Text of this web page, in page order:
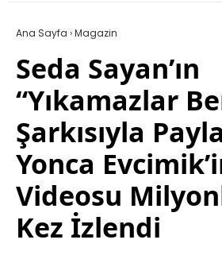
Ana Sayfa ›Magazin
Seda Sayan’ın
“Yıkamazlar
Şarkısıyla
Yonca
Videosu
Kez İzlendi